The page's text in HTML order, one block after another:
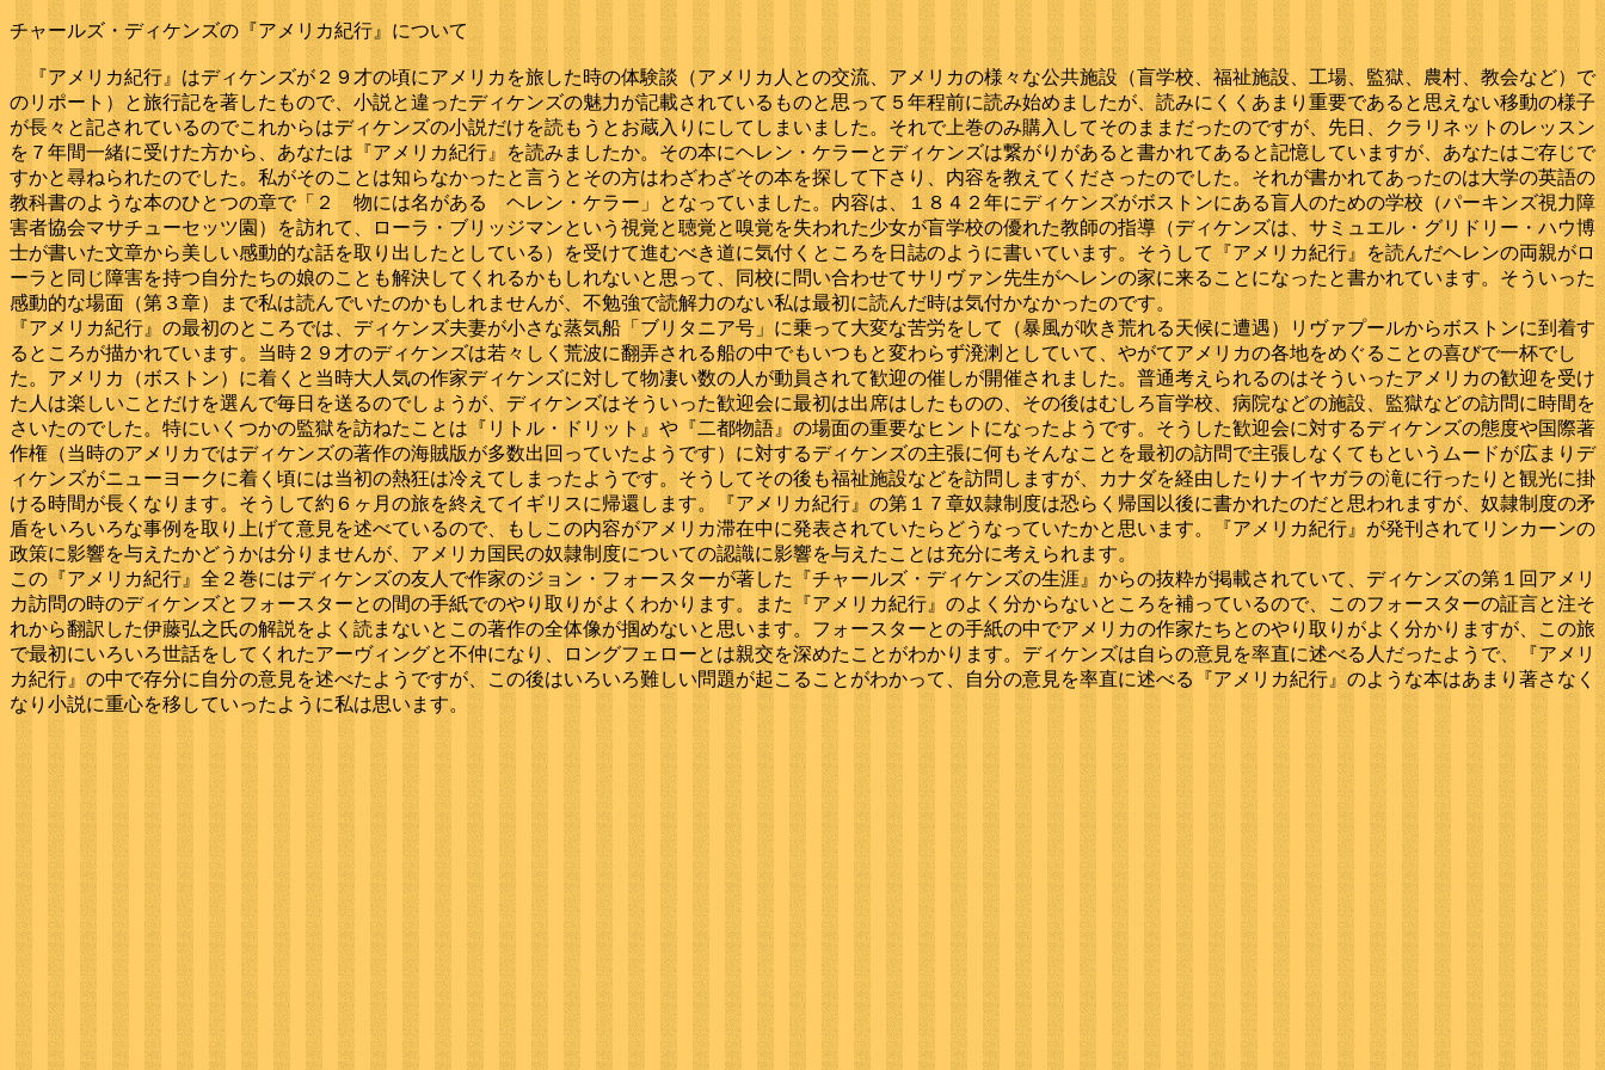
チャールズ・ディケンズの『アメリカ紀行』について
『アメリカ紀行』はディケンズが２９才の頃にアメリカを旅した時の体験談（アメリカ人との交流、アメリカの様々な公共施設（盲学校、福祉施設、工場、監獄、農村、教会など）で
のリポート）と旅行記を著したもので、小説と違ったディケンズの魅力が記載されているものと思って５年程前に読み始めましたが、読みにくくあまり重要であると思えない移動の様子
が長々と記されているのでこれからはディケンズの小説だけを読もうとお蔵入りにしてしまいました。それで上巻のみ購入してそのままだったのですが、先日、クラリネットのレッスン
を７年間一緒に受けた方から、あなたは『アメリカ紀行』を読みましたか。その本にヘレン・ケラーとディケンズは繋がりがあると書かれてあると記憶していますが、あなたはご存じで
すかと尋ねられたのでした。私がそのことは知らなかったと言うとその方はわざわざその本を探して下さり、内容を教えてくださったのでした。それが書かれてあったのは大学の英語の
教科書のような本のひとつの章で「 ２ 物には名がある ヘレン・ケラー」となっていました。内容は、１８４２年にディケンズがボストンにある盲人のための学校（パーキンズ視力障
害者協会マサチューセッツ園）を訪れて、ローラ・ブリッジマンという視覚と聴覚と嗅覚を失われた少女が盲学校の優れた教師の指導（ディケンズは、サミュエル・グリドリー・ハウ博
士が書いた文章から美しい感動的な話を取り出したとしている）を受けて進むべき道に気付くところを日誌のように書いています。そうして『アメリカ紀行』を読んだヘレンの両親がロ
ーラと同じ障害を持つ自分たちの娘のことも解決してくれるかもしれないと思って、同校に問い合わせてサリヴァン先生がヘレンの家に来ることになったと書かれています。 そういった
感動的な場面（第３章）まで私は読んでいたのかもしれませんが、不勉強で読解力のない私は最初に読んだ時は気付かなかったのです。
『アメリカ紀行』の最初のところでは、ディケンズ夫妻が小さな蒸気船「ブリタニア号」に乗って大変な苦労をして（暴風が吹き荒れる天候に遭遇）リヴァプールからボストンに到着す
るところが描かれています。当時２９才のディケンズは若々しく荒波に翻弄される船の中でもいつもと変わらず溌溂としていて、やがてアメリカの各地をめぐることの喜びで一杯でし
た。アメリカ（ボストン）に着くと当時大人気の作家ディケンズに対して物凄い数の人が動員されて歓迎の催しが開催されました。普通考えられるのはそういったアメリカの歓迎を受け
た人は楽しいことだけを選んで毎日を送るのでしょうが、ディケンズはそういった歓迎会に最初は出席はしたものの、その後はむしろ盲学校、病院などの施設、監獄などの訪問に時間を
さいたのでした。特にいくつかの監獄を訪ねたことは『リトル・ドリット』や『二都物語』の場面の重要なヒントになったようです。そうした歓迎会に対するディケンズの態度や国際著
作権（当時のアメリカではディケンズの著作の海賊版が多数出回っていたようです）に対するディケンズの主張に何もそんなことを最初の訪問で主張しなくてもというムードが広まりデ
ィケンズがニューヨークに着く頃には当初の熱狂は冷えてしまったようです。そうしてその後も福祉施設などを訪問しますが、カナダを経由したりナイヤガラの滝に行ったりと観光に掛
ける時間が長くなります。そうして約６ヶ月の旅を終えてイギリスに帰還します。『アメリカ紀行』の第１７章奴隷制度は恐らく帰国以後に書かれたのだと思われますが、奴隷制度の矛
盾をいろいろな事例を取り上げて意見を述べているので、もしこの内容がアメリカ滞在中に発表されていたらどうなっていたかと思います。『アメリカ紀行』が発刊されてリンカーンの
政策に影響を与えたかどうかは分りませんが、アメリカ国民の奴隷制度についての認識に影響を与えたことは充分に考えられます。
この『アメリカ紀行』全２巻にはディケンズの友人で作家のジョン・フォースターが著した『チャールズ・ディケンズの生涯』からの抜粋が掲載されていて、ディケンズの第１回アメリ
カ訪問の時のディケンズとフォースターとの間の手紙でのやり取りがよくわかります。また『アメリカ紀行』のよく分からないところを補っているので、このフォースターの証言と注そ
れから翻訳した伊藤弘之氏の解説をよく読まないとこの著作の全体像が掴めないと思います。フォースターとの手紙の中でアメリカの作家たちとのやり取りがよく分かりますが、この旅
で最初にいろいろ世話をしてくれたアーヴィングと不仲になり、ロングフェローとは親交を深めたことがわかります。ディケンズは自らの意見を率直に述べる人だったようで、『アメリ
カ紀行』の中で存分に自分の意見を述べたようですが、この後はいろいろ難しい問題が起こることがわかって、自分の意見を率直に述べる『アメリカ紀行』のような本はあまり著さなく
なり小説に重心を移していったように私は思います。